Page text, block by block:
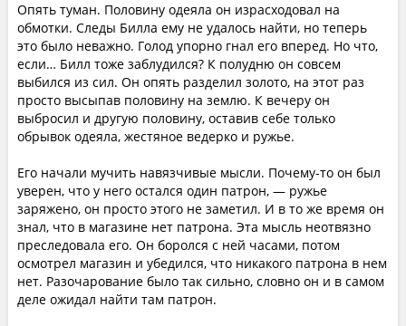
Опять туман. Половину одеяла он израсходовал на
обмотки. Следы Билла ему не удалось найти, но теперь
это было неважно. Голод упорно гнал его вперед. Но что,
если… Билл тоже заблудился? К полудню он совсем
выбился из сил. Он опять разделил золото, на этот раз
просто высыпав половину на землю. К вечеру он
выбросил и другую половину, оставив себе только
обрывок одеяла, жестяное ведерко и ружье.
Его начали мучить навязчивые мысли. Почему-то он был
уверен, что у него остался один патрон, — ружье
заряжено, он просто этого не заметил. И в то же время он
знал, что в магазине нет патрона. Эта мысль неотвязно
преследовала его. Он боролся с ней часами, потом
осмотрел магазин и убедился, что никакого патрона в нем
нет. Разочарование было так сильно, словно он и в самом
деле ожидал найти там патрон.